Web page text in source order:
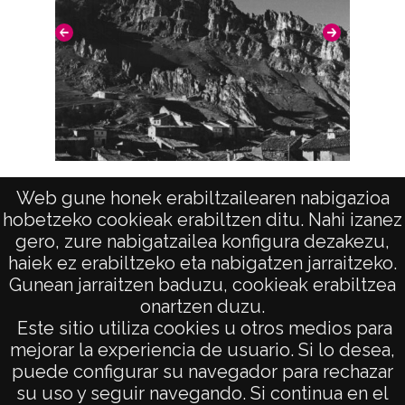
Web gune honek erabiltzailearen nabigazioa
hobetzeko cookieak erabiltzen ditu. Nahi izanez
gero, zure nabigatzailea konfigura dezakezu,
haiek ez erabiltzeko eta nabigatzen jarraitzeko.
Gunean jarraitzen baduzu, cookieak erabiltzea
onartzen duzu.
Este sitio utiliza cookies u otros medios para
mejorar la experiencia de usuario. Si lo desea,
puede configurar su navegador para rechazar
su uso y seguir navegando. Si continua en el
negativo: R. 152 / F. 1 / N. 7 Duplicado del
positivo: 8397;
Signaturas: Copia digital: ATHA-DAF-GUE-
18459 ; Duplicado del positivo: ATHA-DAF-
GUE-8397 ; Duplicado del negativo: ATHA-
DAF-GUE-R 152-F 1-N 7;
Licencia de las imágenes
CC BY-NC-SA 4.0
Vista (PANCORBO)
AVISO LEGAL
POLÍTICA DE PRIVACIDAD
ACCESIBILIDAD
ATENCIÓN CIUDADANA